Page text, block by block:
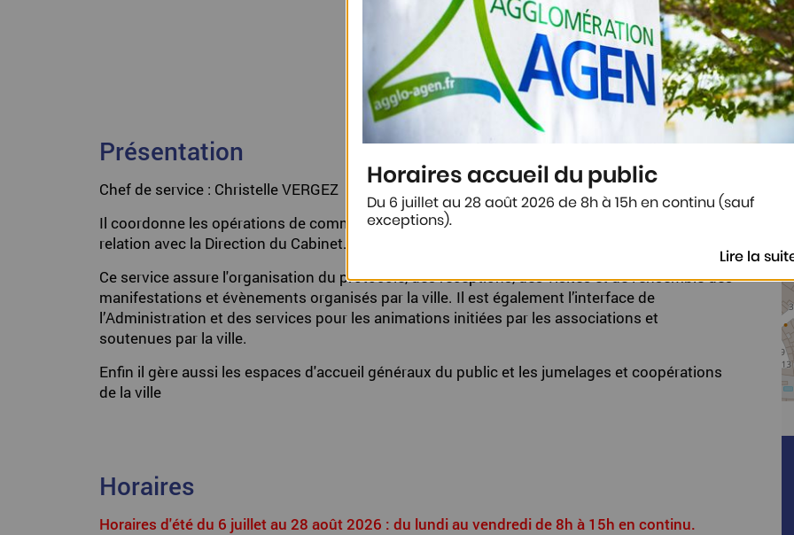
Présentation
Chef de service : Christelle VERGEZ
Il coordonne les opérations de communication de l'administration commune en étroite
relation avec la Direction du Cabinet.
Ce service assure l'organisation du protocole, des réceptions, des visites et de l'ensemble des
manifestations et évènements organisés par la ville. Il est également l’interface de
l’Administration et des services pour les animations initiées par les associations et
soutenues par la ville.
Enfin il gère aussi les espaces d'accueil généraux du public et les jumelages et coopérations
de la ville
Horaires
Horaires d'été du 6 juillet au 28 août 2026 : du lundi au vendredi de 8h à 15h en continu.
Horaires accueil du public
Du 6 juillet au 28 août 2026 de 8h à 15h en continu (sauf
exceptions).
Lire la